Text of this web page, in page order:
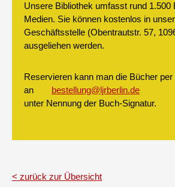
Unsere Bibliothek umfasst rund 1.500
Medien. Sie können kostenlos in
Geschäftsstelle (Obentrautstr. 57,
ausgeliehen werden.
Reservieren kann man die Bücher per
an
bestellung@ljrberlin.de
unter Nennung der Buch-Signatur.
zurück zur Übersicht